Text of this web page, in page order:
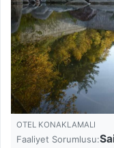
OTEL KONAKLAMALI
Faaliyet Sorumlusu: